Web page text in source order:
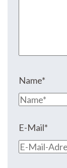
Name*
E-Mail*